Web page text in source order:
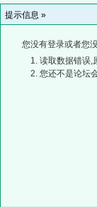
提示信息 »
您没有登录或者您
读取数据错误,
您还不是论坛